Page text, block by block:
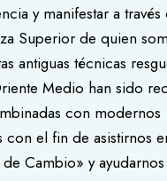
y manifestar a
Superior de quien
antiguas técnicas
Medio han sido
con modernos
el fin de asistirnos
Cambio» y ayudarnos